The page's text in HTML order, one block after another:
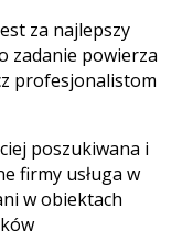
za najlepszy
zadanie powierza
profesjonalistom
poszukiwana i
firmy usługa w
w obiektach